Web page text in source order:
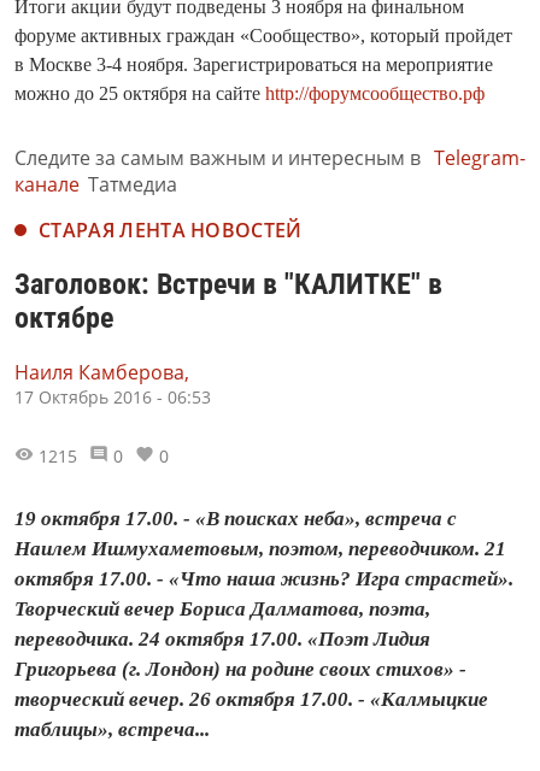
Итоги акции будут подведены 3 ноября на финальном
форуме активных граждан «Сообщество», который пройдет
в Москве 3-4 ноября. Зарегистрироваться на мероприятие
можно до 25 октября на сайте http://форумсообщество.рф
Следите за самым важным и интересным в Telegram-
канале Татмедиа
СТАРАЯ ЛЕНТА НОВОСТЕЙ
Заголовок: Встречи в "КАЛИТКЕ" в
октябре
Наиля Камберова,
17 Октябрь 2016 - 06:53
1215 0 0
19 октября 17.00. - «В поисках неба», встреча с
Наилем Ишмухаметовым, поэтом, переводчиком. 21
октября 17.00. - «Что наша жизнь? Игра страстей».
Творческий вечер Бориса Далматова, поэта,
переводчика. 24 октября 17.00. «Поэт Лидия
Григорьева (г. Лондон) на родине своих стихов» -
творческий вечер. 26 октября 17.00. - «Калмыцкие
таблицы», встреча...